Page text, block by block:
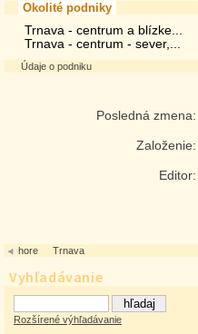
Vyhľadávanie
Rozšírené výhľadávanie
Okolité podniky
Trnava - centrum a blízke...
Trnava - centrum - sever,...
Údaje o podniku
Posledná zmena:
Založenie:
Editor:
hore Trnava